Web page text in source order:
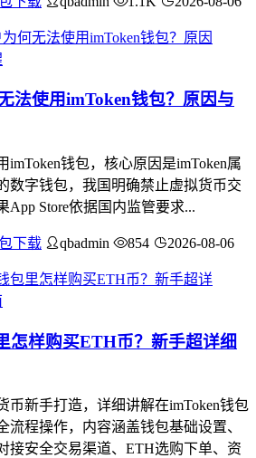
法使用imToken钱包？原因与
imToken钱包，核心原因是imToken属
数字钱包，我国明确禁止虚拟货币交
App Store依据国内监管要求...
下载 qbadmin 854 2026-08-06
怎样购买ETH币？新手超详细
币新手打造，详细讲解在imToken钱包
流程操作，内容涵盖钱包基础设置、
接安全交易渠道、ETH选购下单、资